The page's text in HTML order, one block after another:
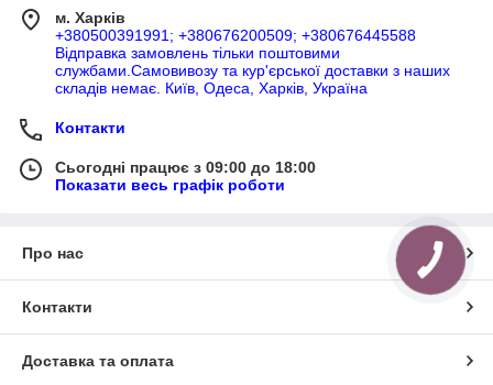
м. Харків
+380500391991; +380676200509; +380676445588
Відправка замовлень тільки поштовими
службами.Самовивозу та кур'єрської доставки з наших
складів немає. Київ, Одеса, Харків, Україна
Контакти
Сьогодні працює з 09:00 до 18:00
Показати весь графік роботи
Про нас
Контакти
Доставка та оплата
КНОПКА
ЗВ'ЯЗКУ